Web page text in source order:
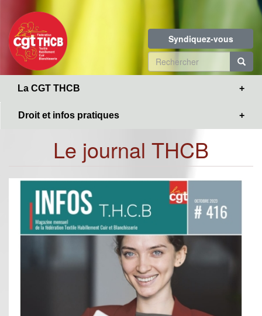
contenu
principal
Syndiquez-vous
Formulaire
de
La CGT THCB
Droit et infos pratiques
Le journal THCB